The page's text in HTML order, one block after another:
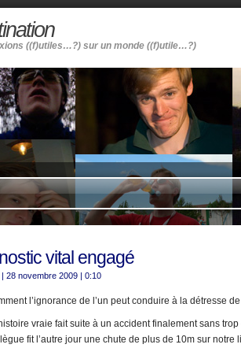
((f)utiles…?) sur un monde ((f)utile…?)
vital engagé
| 28 novembre 2009 | 0:10
l’ignorance de l’un peut conduire à la détresse de
vraie fait suite à un accident finalement sans
fit l’autre jour une chute de plus de 10m sur